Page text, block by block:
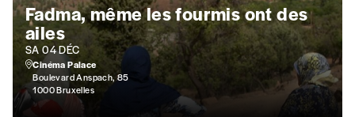
Quantité
AJOUTER
Fadma, même les fourmis ont des
ailes
SA 04 DÉC
Cinéma Palace
Boulevard Anspach, 85
1000 Bruxelles